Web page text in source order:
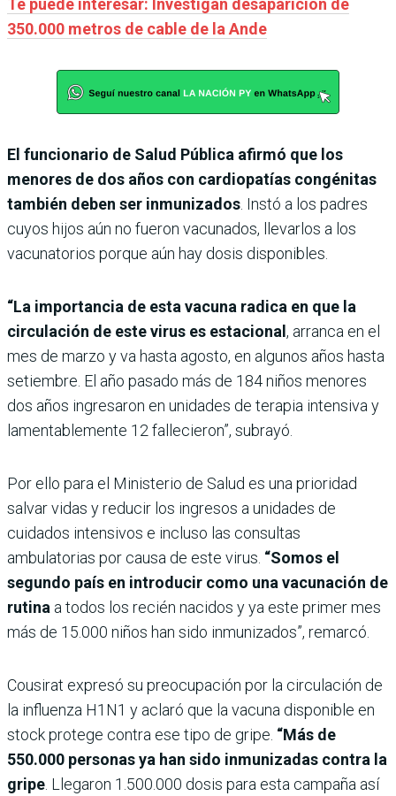
Te puede interesar: Investigan desaparición de
350.000 metros de cable de la Ande
El funcionario de Salud Pública afirmó que los
menores de dos años con cardiopatías congénitas
también deben ser inmunizados . Instó a los padres
cuyos hijos aún no fueron vacunados, llevarlos a los
vacunatorios porque aún hay dosis disponibles.
“La importancia de esta vacuna radica en que la
circulación de este virus es estacional, arranca en el
mes de marzo y va hasta agosto, en algunos años hasta
setiembre. El año pasado más de 184 niños menores
dos años ingresaron en unidades de terapia intensiva y
lamentablemente 12 fallecieron”, subrayó.
Por ello para el Ministerio de Salud es una prioridad
salvar vidas y reducir los ingresos a unidades de
cuidados intensivos e incluso las consultas
ambulatorias por causa de este virus. “Somos el
segundo país en introducir como una vacunación de
rutina a todos los recién nacidos y ya este primer mes
más de 15.000 niños han sido inmunizados”, remarcó.
Cousirat expresó su preocupación por la circulación de
la influenza H1N1 y aclaró que la vacuna disponible en
stock protege contra ese tipo de gripe. “Más de
550.000 personas ya han sido inmunizadas contra la
gripe . Llegaron 1.500.000 dosis para esta campaña así